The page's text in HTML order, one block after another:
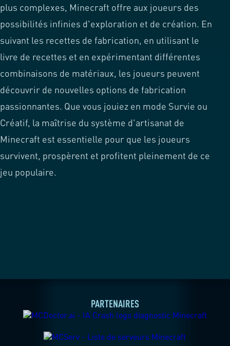
plus complexes, Minecraft offre aux joueurs des
possibilités infinies d'exploration et de création. En
suivant les recettes de fabrication, en utilisant le
livre de recettes et en expérimentant différentes
combinaisons de matériaux, les joueurs peuvent
découvrir de nouvelles options de fabrication
passionnantes. Que vous jouiez en mode Survie ou
Créatif, la maîtrise du système d'artisanat de
Minecraft est essentielle pour que les joueurs
survivent, prospèrent et profitent pleinement de ce
jeu populaire.
PARTENAIRES